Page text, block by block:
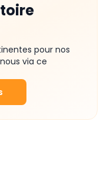
pour nos
via ce